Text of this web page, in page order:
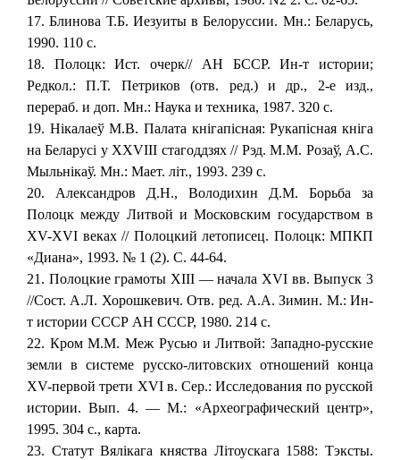
17. Блинова Т.Б. Иезуиты в Белоруссии. Мн.: Беларусь,
1990. 110 с.
18. Полоцк: Ист. очерк// АН БССР. Ин-т истории;
Редкол.: П.Т. Петриков (отв. ред.) и др., 2-е изд.,
перераб. и доп. Мн.: Наука и техника, 1987. 320 с.
19. Нiкалаеў М.В. Палата кнiгапiсная: Рукапiсная кнiга
на Беларусi у XXVIII стагоддзях // Рэд. М.М. Розаў, А.С.
Мыльнiкаў. Мн.: Мает. лiт., 1993. 239 с.
20. Александров Д.Н., Володихин Д.М. Борьба за
Полоцк между Литвой и Московским государством в
XV-XVI веках // Полоцкий летописец. Полоцк: МПКП
«Диана», 1993. № 1 (2). С. 44-64.
21. Полоцкие грамоты XIII — начала XVI вв. Выпуск 3
//Сост. А.Л. Хорошкевич. Отв. ред. А.А. Зимин. М.: Ин-
т истории СССР АН СССР, 1980. 214 с.
22. Кром М.М. Меж Русью и Литвой: Западно-русские
земли в системе русско-литовских отношений конца
XV-первой трети XVI в. Сер.: Исследования по русской
истории. Вып. 4. — М.: «Археографический центр»,
1995. 304 с., карта.
23. Статут Вялiкага княства Лiтоускага 1588: Тэксты.